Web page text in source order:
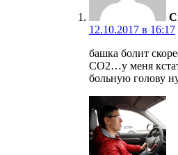
12.10.2017 в 16:17
башка болит
СО2…у меня
больную голову